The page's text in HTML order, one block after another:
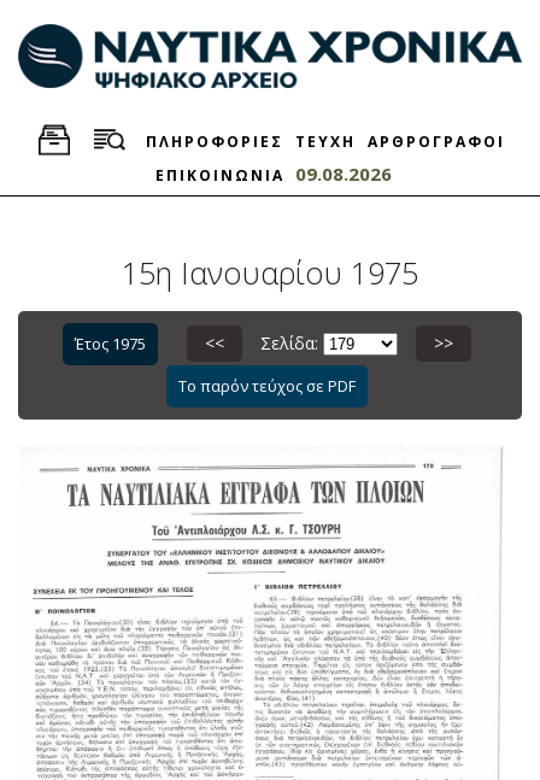
ΠΛΗΡΟΦΟΡΙΕΣ ΤΕΥΧΗ
ΑΡΘΡΟΓΡΑΦΟΙ
ΕΠΙΚΟΙΝΩΝΙΑ
09.08.2026
15η Ιανουαρίου 1975
Έτος 1975 << Σελίδα: >>
Το παρόν τεύχος σε PDF